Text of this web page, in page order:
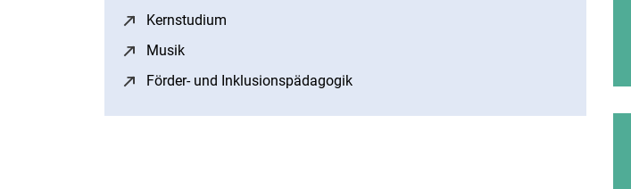
Kernstudium
Musik
Förder- und Inklusionspädagogik